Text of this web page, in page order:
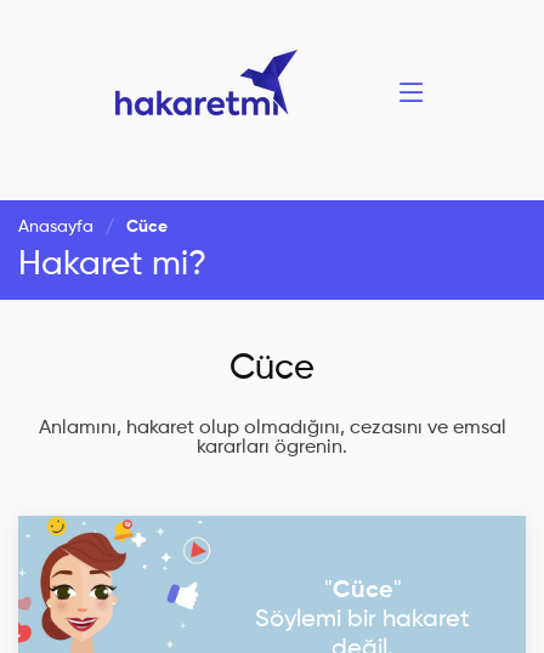
Anasayfa Cüce
Hakaret mi?
Cüce
Anlamını, hakaret olup olmadığını, cezasını ve emsal
kararları ögrenin.
"Cüce"
Söylemi bir hakaret